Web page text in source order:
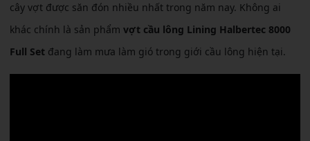
cây vợt được săn đón nhiều nhất trong năm nay. Không ai
khác chính là sản phẩm vợt cầu lông Lining Halbertec 8000
Full Set đang làm mưa làm gió trong giới cầu lông hiện tại.